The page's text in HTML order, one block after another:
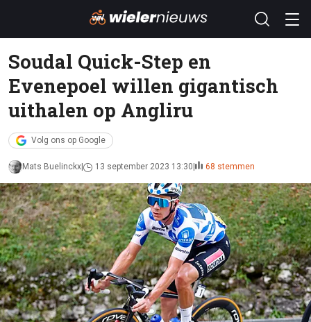
Soudal Quick-Step en
Evenepoel willen gigantisch
uithalen op Angliru
Volg ons op Google
Mats Buelinckx 13 september 2023 13:30 68 stemmen